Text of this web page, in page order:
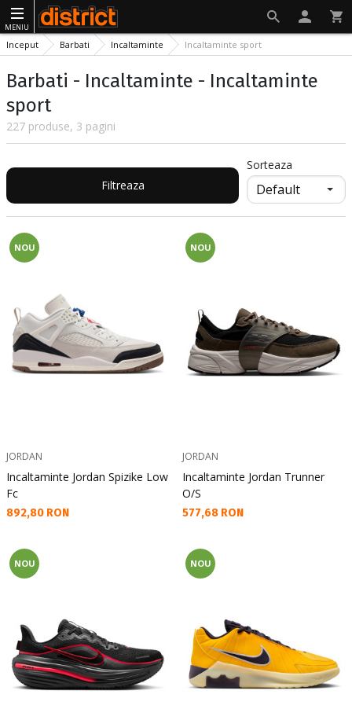
MENIU
Inceput Barbati Incaltaminte Incaltaminte sport
Barbati - Incaltaminte - Incaltaminte
sport
227 produse, 3 pagini
Filtreaza
Sorteaza
NOU
JORDAN
Incaltaminte Jordan Spizike Low
Fc
Текуща цена:
892,80 RON
NOU
JORDAN
Incaltaminte Jordan Trunner
O/S
Текуща цена:
577,68 RON
NOU NOU